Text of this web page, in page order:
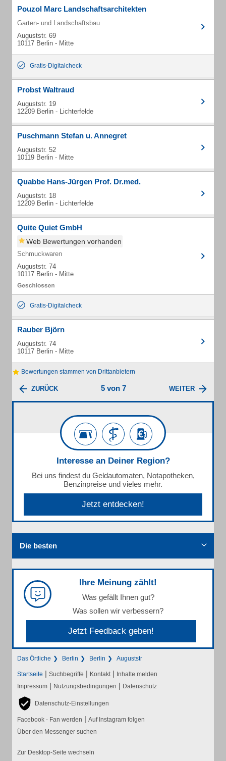
Pouzol Marc Landschaftsarchitekten
Garten- und Landschaftsbau
Auguststr. 69
10117 Berlin - Mitte
Gratis-Digitalcheck
Probst Waltraud
Auguststr. 19
12209 Berlin - Lichterfelde
Puschmann Stefan u. Annegret
Auguststr. 52
10119 Berlin - Mitte
Quabbe Hans-Jürgen Prof. Dr.med.
Auguststr. 18
12209 Berlin - Lichterfelde
Quite Quiet GmbH
Web Bewertungen vorhanden
Schmuckwaren
Auguststr. 74
10117 Berlin - Mitte
Gratis-Digitalcheck
Rauber Björn
Auguststr. 74
10117 Berlin - Mitte
Bewertungen stammen von Drittanbietern
ZURÜCK 5 von 7 WEITER
Interesse an Deiner Region?
Bei uns findest du Geldautomaten, Notapotheken,
Benzinpreise und vieles mehr.
Jetzt entdecken!
Die besten
Ihre Meinung zählt!
Was gefällt Ihnen gut?
Was sollen wir verbessern?
Jetzt Feedback geben!
Das Örtliche Berlin Berlin Auguststr
Startseite | Suchbegriffe | Kontakt | Inhalte melden
Impressum | Nutzungsbedingungen | Datenschutz
Datenschutz-Einstellungen
Facebook - Fan werden | Auf Instagram folgen
Über den Messenger suchen
Zur Desktop-Seite wechseln